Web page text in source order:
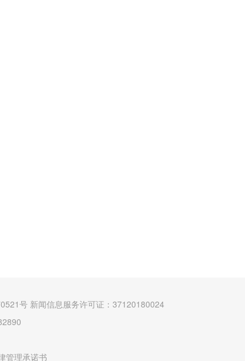
号 新闻信息服务许可证：37120180024
管理承诺书